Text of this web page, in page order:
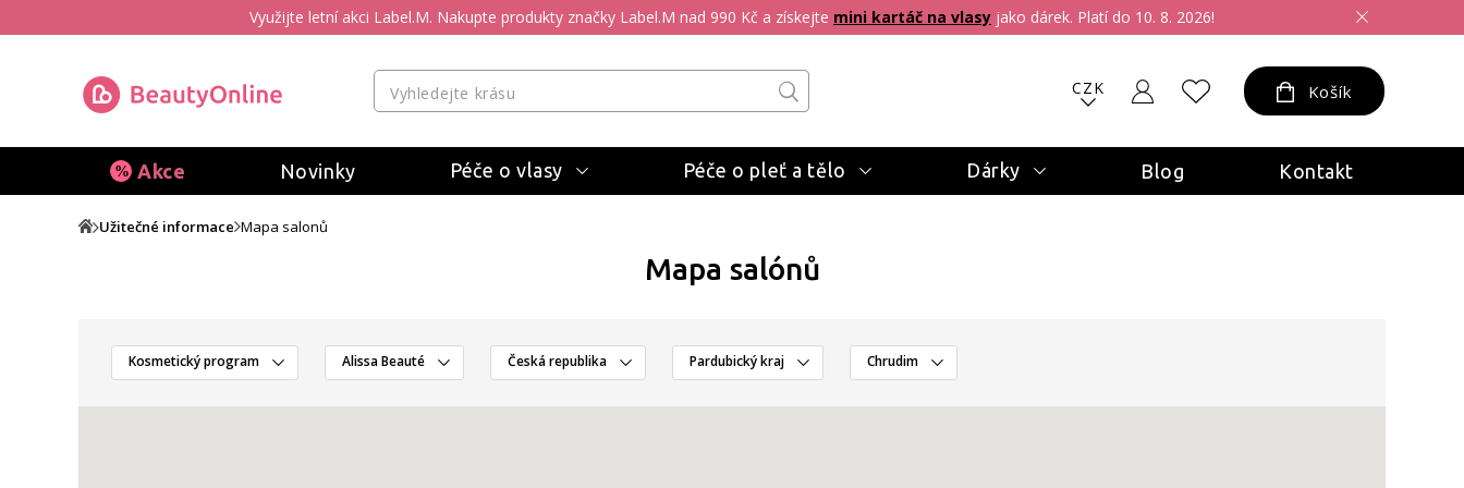
Využijte letní akci Label.M. Nakupte produkty značky Label.M nad 990 Kč a získejte mini kartáč na vlasy jako dárek. Platí do 10. 8. 2026!
CZK Košík
Akce Novinky Péče o vlasy Péče o pleť a tělo Dárky Blog Kontakt
Užitečné informace Mapa salonů
Mapa salónů
Kosmetický program Alissa Beauté Česká republika Pardubický kraj Chrudim